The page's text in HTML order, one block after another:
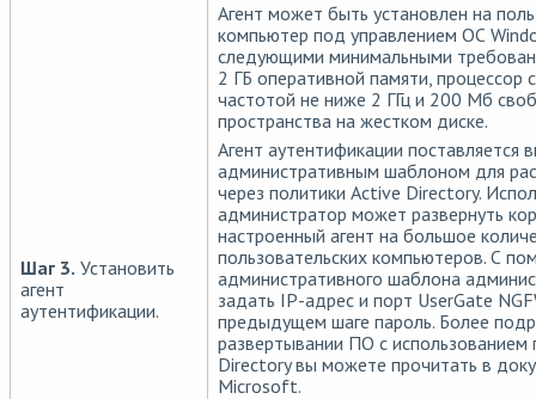
Шаг 3. Установить
агент
аутентификации.
Агент может быть установлен на
компьютер под управлением ОС
следующими минимальными
2 ГБ оперативной памяти, процессор
частотой не ниже 2 ГГц и 200 Мб
пространства на жестком диске.
Агент аутентификации поставляется
административным шаблоном для
через политики Active Directory.
администратор может развернуть
настроенный агент на большое
пользовательских компьютеров. С
административного шаблона
задать IP-адрес и порт UserGate
предыдущем шаге пароль. Более
развертывании ПО с использованием
Directory вы можете прочитать в
Microsoft.